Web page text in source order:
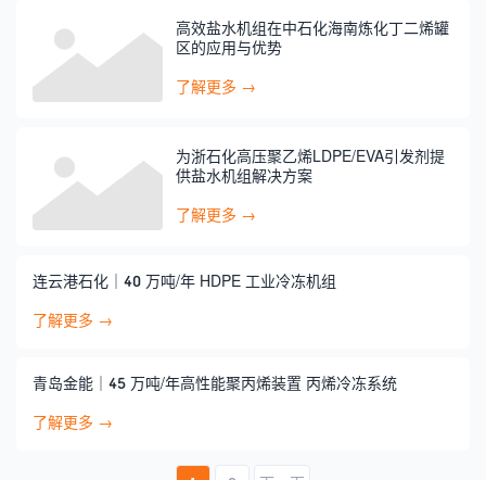
高效盐水机组在中石化海南炼化丁二烯罐
区的应用与优势
了解更多 →
为浙石化高压聚乙烯LDPE/EVA引发剂提
供盐水机组解决方案
了解更多 →
连云港石化｜40 万吨/年 HDPE 工业冷冻机组
了解更多 →
青岛金能｜45 万吨/年高性能聚丙烯装置 丙烯冷冻系统
了解更多 →